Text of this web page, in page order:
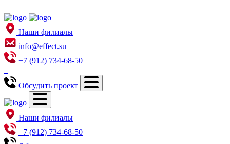
Наши филиалы
info@effect.su
+7 (912) 734-68-50
Обсудить проект
Наши филиалы
+7 (912) 734-68-50